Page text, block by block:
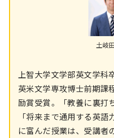
土岐
上智大学文学部英文学科
英米文学専攻博士前期課
励賞受賞。「教養に裏打
「将来まで通用する英
に富んだ授業は、受講者